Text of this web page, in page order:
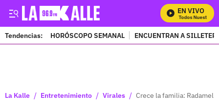
EN VIVO
Mira Todos Nuestros
Tendencias: HORÓSCOPO SEMANAL ENCUENTRAN A
La Kalle / Entretenimiento / Virales / Crece la familia: Radamel